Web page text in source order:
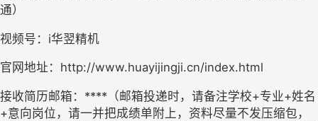
通）
视频号：i华翌精机
官网地址：http://www.huayijingji.cn/index.html
接收简历邮箱：****（邮箱投递时，请备注学校+专业+姓名
+意向岗位，请一并把成绩单附上，资料尽量不发压缩包，